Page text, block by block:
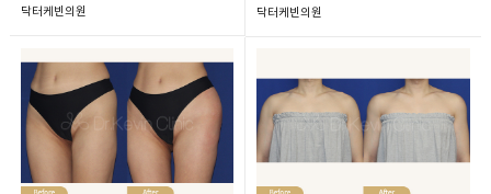
닥터케빈의원 닥터케빈의원